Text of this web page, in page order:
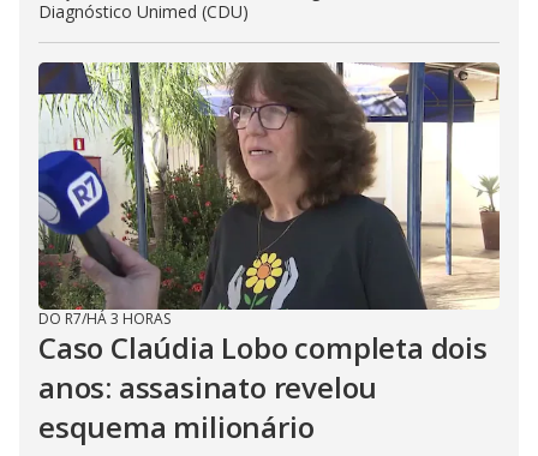
Diagnóstico Unimed (CDU)
DO R7/HÁ 3 HORAS
Caso Claúdia Lobo completa dois
anos: assasinato revelou
esquema milionário